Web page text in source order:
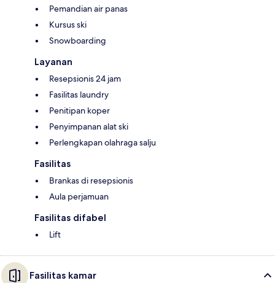
Pemandian air panas
Kursus ski
Snowboarding
Layanan
Resepsionis 24 jam
Fasilitas laundry
Penitipan koper
Penyimpanan alat ski
Perlengkapan olahraga salju
Fasilitas
Brankas di resepsionis
Aula perjamuan
Fasilitas difabel
Lift
Fasilitas kamar